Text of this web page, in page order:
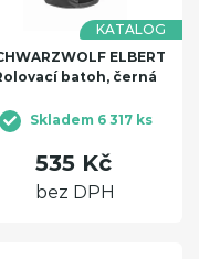
KATALOG
ELBERT
batoh, černá
Skladem 6 317 ks
535 Kč
bez DPH